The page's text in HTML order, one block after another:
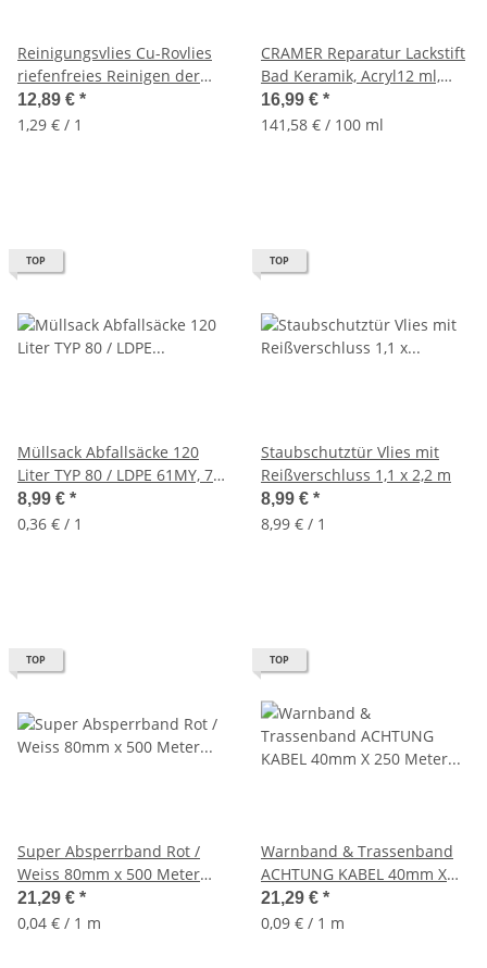
Reinigungsvlies Cu-Rovlies
riefenfreies Reinigen der
Lötstellen 10 Stück
12,89 € *
1,29 € / 1
CRAMER Reparatur Lackstift
Bad Keramik, Acryl12 ml,
Weiss Alpin 080, CRA15080
16,99 € *
141,58 € / 100 ml
TOP
Müllsack Abfallsäcke 120
Liter TYP 80 / LDPE 61MY, 70
x 110cm (Rolle á 25 Beutel)
8,99 € *
0,36 € / 1
TOP
Staubschutztür Vlies mit
Reißverschluss 1,1 x 2,2 m
8,99 € *
8,99 € / 1
TOP
Super Absperrband Rot /
Weiss 80mm x 500 Meter
(REISSFEST) Das Original
21,29 € *
0,04 € / 1 m
TOP
Warnband & Trassenband
ACHTUNG KABEL 40mm X
250 Meter (GELB)
21,29 € *
0,09 € / 1 m